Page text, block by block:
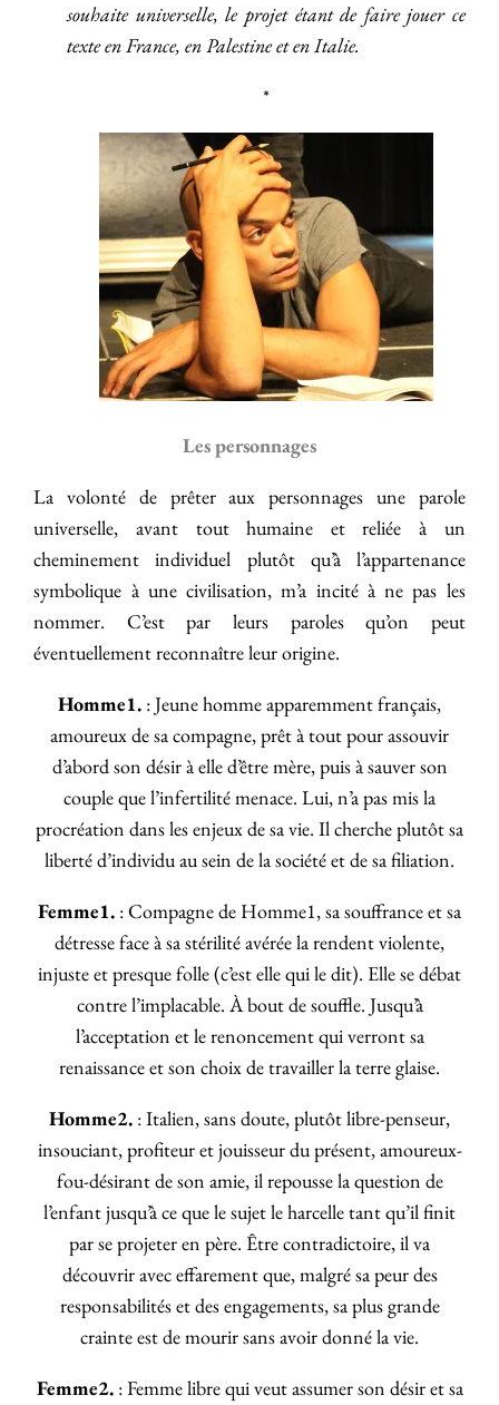
souhaite universelle, le projet étant de faire jouer ce
texte en France, en Palestine et en Italie.
*
Les personnages
La volonté de prêter aux personnages une parole
universelle, avant tout humaine et reliée à un
cheminement individuel plutôt qu’à l’appartenance
symbolique à une civilisation, m’a incité à ne pas les
nommer. C’est par leurs paroles qu’on peut
éventuellement reconnaître leur origine.
Homme1. : Jeune homme apparemment français,
amoureux de sa compagne, prêt à tout pour assouvir
d’abord son désir à elle d’être mère, puis à sauver son
couple que l’infertilité menace. Lui, n’a pas mis la
procréation dans les enjeux de sa vie. Il cherche plutôt sa
liberté d’individu au sein de la société et de sa filiation.
Femme1. : Compagne de Homme1, sa souffrance et sa
détresse face à sa stérilité avérée la rendent violente,
injuste et presque folle (c’est elle qui le dit). Elle se débat
contre l’implacable. À bout de souffle. Jusqu’à
l’acceptation et le renoncement qui verront sa
renaissance et son choix de travailler la terre glaise.
Homme2. : Italien, sans doute, plutôt libre-penseur,
insouciant, profiteur et jouisseur du présent, amoureux-
fou-désirant de son amie, il repousse la question de
l’enfant jusqu’à ce que le sujet le harcelle tant qu’il finit
par se projeter en père. Être contradictoire, il va
découvrir avec effarement que, malgré sa peur des
responsabilités et des engagements, sa plus grande
crainte est de mourir sans avoir donné la vie.
Femme2.: Femme libre qui veut assumer son désir et sa